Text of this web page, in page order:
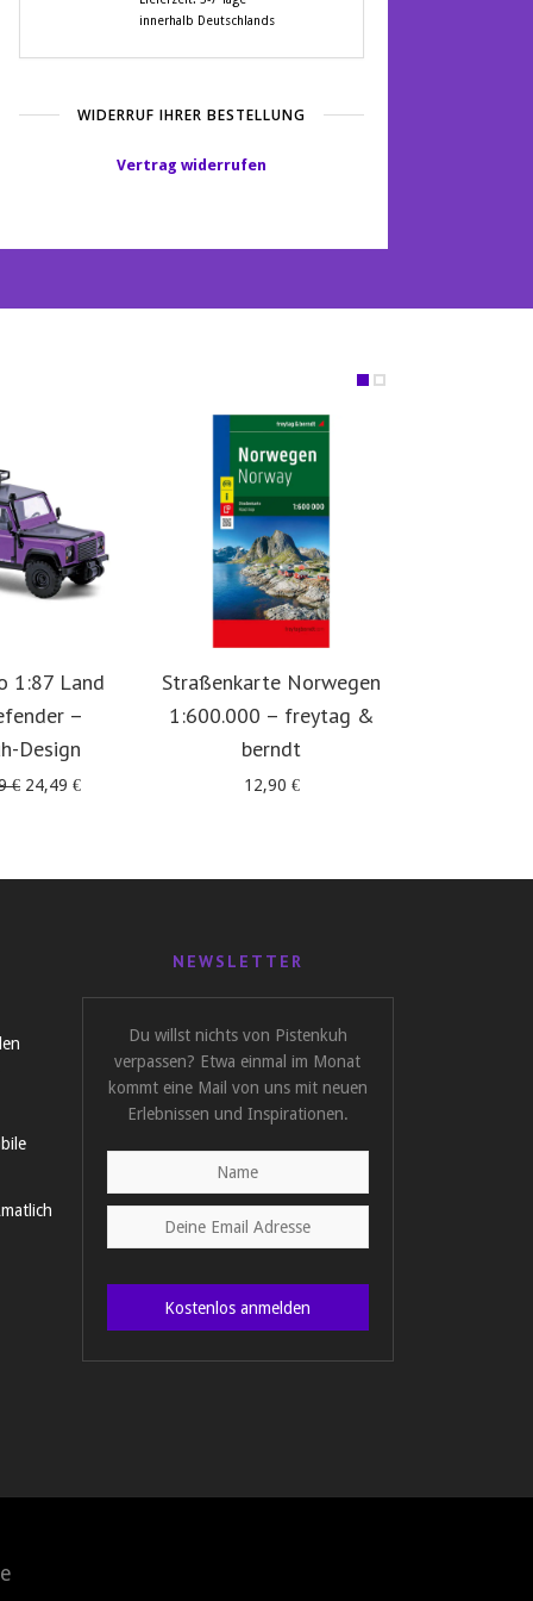
innerhalb Deutschlands
WIDERRUF IHRER BESTELLUNG
Vertrag widerrufen
1:87 Land
–
Design
€ Ursprünglicher
24,49 €Aktueller
Straßenkarte Norwegen
1:600.000 – freytag &
berndt
12,90 €
NEWSLETTER
Du willst nichts von Pistenkuh
verpassen? Etwa einmal im Monat
kommt eine Mail von uns mit neuen
Erlebnissen und Inspirationen.
Kostenlos anmelden